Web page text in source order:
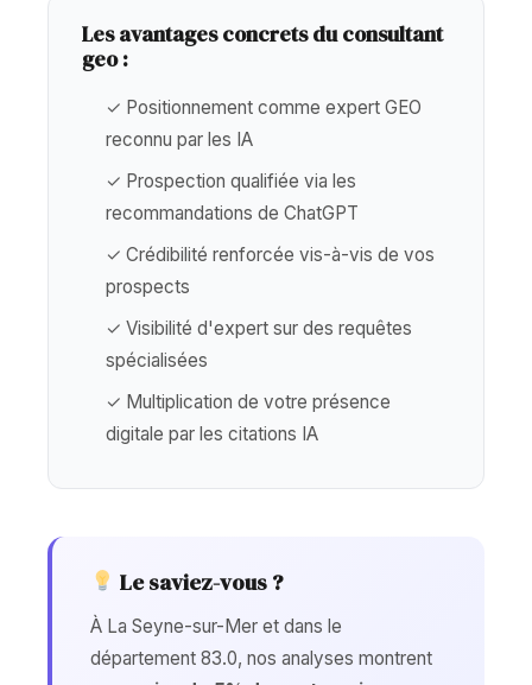
Les avantages concrets du consultant
geo :
✓ Positionnement comme expert GEO
reconnu par les IA
✓ Prospection qualifiée via les
recommandations de ChatGPT
✓ Crédibilité renforcée vis-à-vis de vos
prospects
✓ Visibilité d'expert sur des requêtes
spécialisées
✓ Multiplication de votre présence
digitale par les citations IA
Le saviez-vous ?
À La Seyne-sur-Mer et dans le
département 83.0, nos analyses montrent